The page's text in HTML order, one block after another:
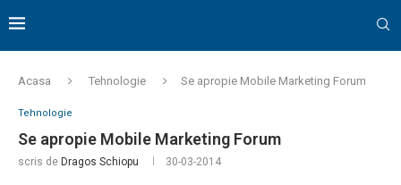
Acasa Tehnologie Se apropie Mobile Marketing Forum
Tehnologie
Se apropie Mobile Marketing Forum
scris de Dragos Schiopu 30-03-2014